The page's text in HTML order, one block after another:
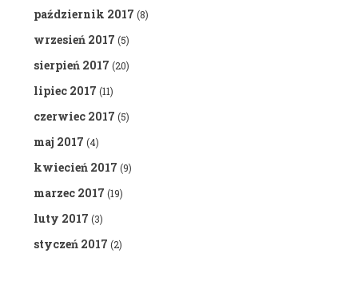
październik 2017 (8)
wrzesień 2017 (5)
sierpień 2017 (20)
lipiec 2017 (11)
czerwiec 2017 (5)
maj 2017 (4)
kwiecień 2017 (9)
marzec 2017 (19)
luty 2017 (3)
styczeń 2017 (2)